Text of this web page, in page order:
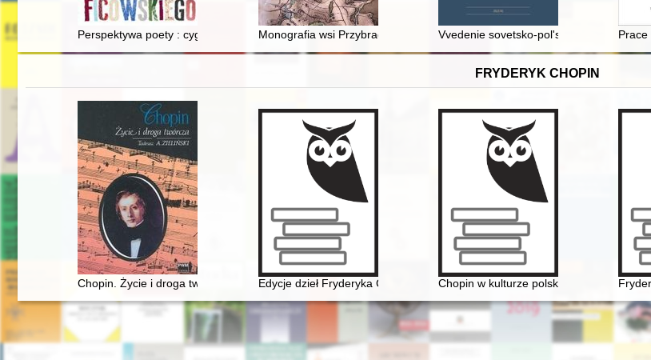
Perspektywa poety : cyganologia Jerzego Ficowskiego
Monografia wsi Przybradz Vvedenie sovetsko-polʹskogo peremiriâ v
FRYDERYK CHOPIN
Chopin. Życie i droga twórcza Edycje dzieł Fryderyka Chopina w warszawskiej oficynie Gebethnera i Wolffa.
Chopin w kulturze polskiej